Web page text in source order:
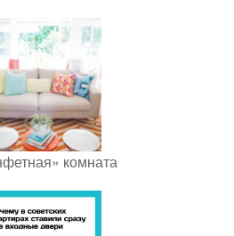
комната